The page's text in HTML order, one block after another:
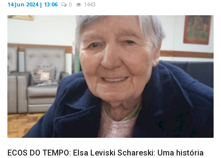
14 Jun 2024 | 13:06 0 1443
ECOS DO TEMPO: Elsa Leviski Schareski: Uma história